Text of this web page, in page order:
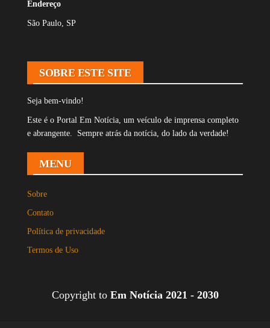
Endereço
São Paulo, SP
SOBRE ESTE SITE
Seja bem-vindo!
Este é o Portal Em Notícia, um veículo de imprensa completo
e abrangente. Sempre atrás da notícia, do lado da verdade!
MENU
Sobre
Contato
Política de privacidade
Termos de Uso
Copyright to Em Notícia 2021 - 2030